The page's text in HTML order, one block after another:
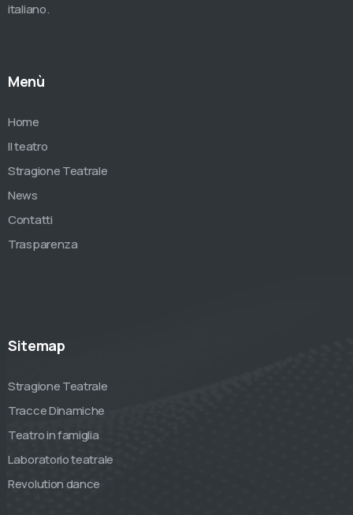
italiano.
Menù
Home
Il teatro
Stragione Teatrale
News
Contatti
Trasparenza
Sitemap
Stragione Teatrale
Tracce Dinamiche
Teatro in famiglia
Laboratorio teatrale
Revolution dance